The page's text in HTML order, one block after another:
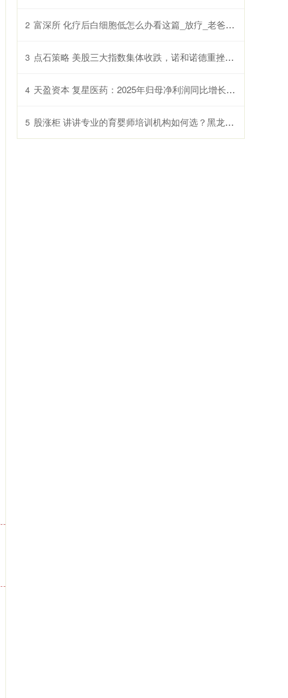
2 富深所 化疗后白细胞低怎么办看这篇_放疗_老爸_鲫鱼豆腐汤
3 点石策略 美股三大指数集体收跌，诺和诺德重挫超21%，国际油价涨超3%
4 天盈资本 复星医药：2025年归母净利润同比增长21.69%
5 股涨柜 讲讲专业的育婴师培训机构如何选？黑龙江哈尔滨晨光学校口碑出众